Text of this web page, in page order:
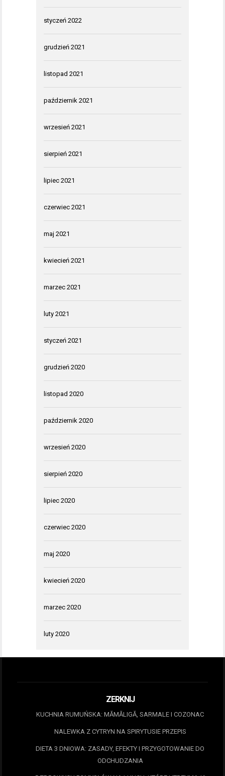
styczeń 2022
grudzień 2021
listopad 2021
październik 2021
wrzesień 2021
sierpień 2021
lipiec 2021
czerwiec 2021
maj 2021
kwiecień 2021
marzec 2021
luty 2021
styczeń 2021
grudzień 2020
listopad 2020
październik 2020
wrzesień 2020
sierpień 2020
lipiec 2020
czerwiec 2020
maj 2020
kwiecień 2020
marzec 2020
luty 2020
ZERKNIJ
KUCHNIA RUMUŃSKA: MĂMĂLIGĂ, SARMALE I COZONAC
NALEWKA Z CYTRYN NA SPIRYTUSIE PRZEPIS
DIETA 3 DNIOWA: ZASADY, EFEKTY I PRZYGOTOWANIE DO
ODCHUDZANIA